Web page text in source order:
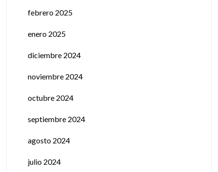
febrero 2025
enero 2025
diciembre 2024
noviembre 2024
octubre 2024
septiembre 2024
agosto 2024
julio 2024